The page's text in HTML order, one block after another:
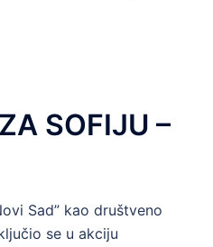
SOFIJU –
Sad” kao društveno
se u akciju